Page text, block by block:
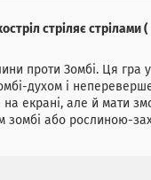
стріляє стрілами
проти Зомбі. Ця гра
духом і
екрані, але й мати
зомбі або рослиною-